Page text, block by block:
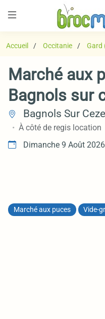
Accueil Occitanie Gard
Marché aux
Bagnols sur
Bagnols Sur
À côté de regis location
Dimanche 9 Août 2026
Marché aux puces Vide-